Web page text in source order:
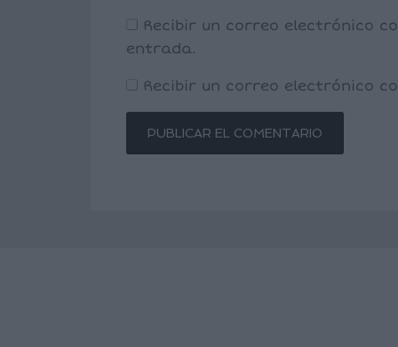
Recibir un correo electrónico
entrada.
Recibir un correo electrónico